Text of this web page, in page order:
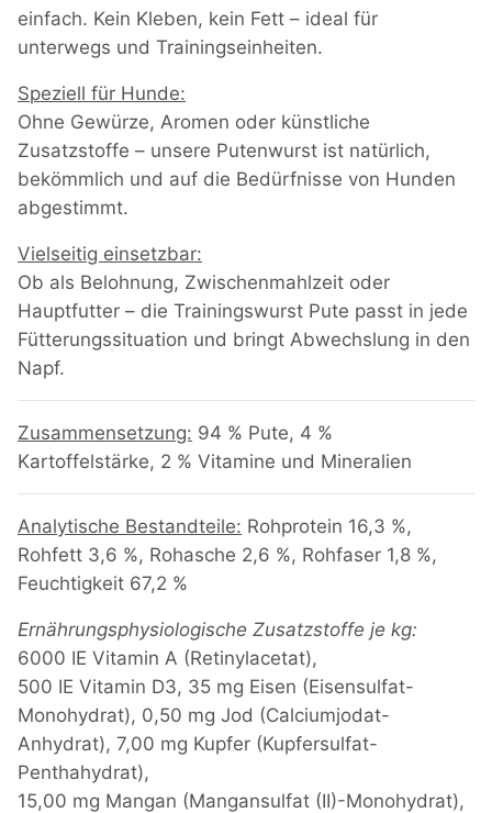
einfach. Kein Kleben, kein Fett – ideal für
unterwegs und Trainingseinheiten.
Speziell für Hunde:
Ohne Gewürze, Aromen oder künstliche
Zusatzstoffe – unsere Putenwurst ist natürlich,
bekömmlich und auf die Bedürfnisse von Hunden
abgestimmt.
Vielseitig einsetzbar:
Ob als Belohnung, Zwischenmahlzeit oder
Hauptfutter – die Trainingswurst Pute passt in jede
Fütterungssituation und bringt Abwechslung in den
Napf.
Zusammensetzung: 94 % Pute, 4 %
Kartoffelstärke, 2 % Vitamine und Mineralien
Analytische Bestandteile: Rohprotein 16,3 %,
Rohfett 3,6 %, Rohasche 2,6 %, Rohfaser 1,8 %,
Feuchtigkeit 67,2 %
Ernährungsphysiologische Zusatzstoffe je kg:
6000 IE Vitamin A (Retinylacetat),
500 IE Vitamin D3, 35 mg Eisen (Eisensulfat-
Monohydrat), 0,50 mg Jod (Calciumjodat-
Anhydrat), 7,00 mg Kupfer (Kupfersulfat-
Penthahydrat),
15,00 mg Mangan (Mangansulfat (II)-Monohydrat),